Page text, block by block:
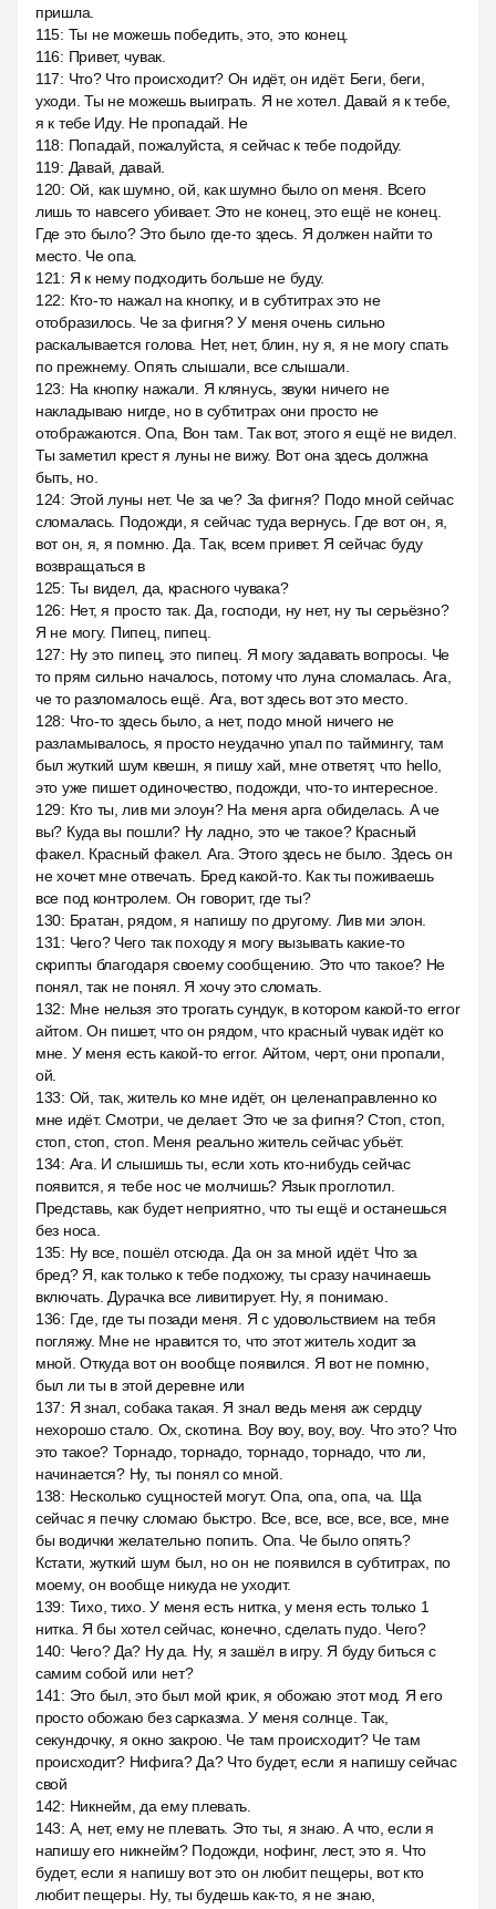
пришла.
115: Ты не можешь победить, это, это конец.
116: Привет, чувак.
117: Что? Что происходит? Он идёт, он идёт. Беги, беги,
уходи. Ты не можешь выиграть. Я не хотел. Давай я к тебе,
я к тебе Иду. Не пропадай. Не
118: Попадай, пожалуйста, я сейчас к тебе подойду.
119: Давай, давай.
120: Ой, как шумно, ой, как шумно было on меня. Всего
лишь то навсего убивает. Это не конец, это ещё не конец.
Где это было? Это было где-то здесь. Я должен найти то
место. Че опа.
121 : Я к нему подходить больше не буду.
122: Кто-то нажал на кнопку, и в субтитрах это не
отобразилось. Че за фигня? У меня очень сильно
раскалывается голова. Нет, нет, блин, ну я, я не могу спать
по прежнему. Опять слышали, все слышали.
123: На кнопку нажали. Я клянусь, звуки ничего не
накладываю нигде, но в субтитрах они просто не
отображаются. Опа, Вон там. Так вот, этого я ещё не видел.
Ты заметил крест я луны не вижу. Вот она здесь должна
быть, но.
124: Этой луны нет. Че за че? За фигня? Подо мной сейчас
сломалась. Подожди, я сейчас туда вернусь. Где вот он, я,
вот он, я, я помню. Да. Так, всем привет. Я сейчас буду
возвращаться в
125: Ты видел, да, красного чувака?
126: Нет, я просто так. Да, господи, ну нет, ну ты серьёзно?
Я не могу. Пипец, пипец.
127: Ну это пипец, это пипец. Я могу задавать вопросы. Че
то прям сильно началось, потому что луна сломалась. Ага,
че то разломалось ещё. Ага, вот здесь вот это место.
128: Что-то здесь было, а нет, подо мной ничего не
разламывалось, я просто неудачно упал по таймингу, там
был жуткий шум квешн, я пишу хай, мне ответят, что hello,
это уже пишет одиночество, подожди, что-то интересное.
129: Кто ты, лив ми элоун? На меня арга обиделась. А че
вы? Куда вы пошли? Ну ладно, это че такое? Красный
факел. Красный факел. Ага. Этого здесь не было. Здесь он
не хочет мне отвечать. Бред какой-то. Как ты поживаешь
все под контролем. Он говорит, где ты?
130: Братан, рядом, я напишу по другому. Лив ми элон.
131 : Чего? Чего так походу я могу вызывать какие-то
скрипты благодаря своему сообщению. Это что такое? Не
понял, так не понял. Я хочу это сломать.
132: Мне нельзя это трогать сундук, в котором какой-то error
айтом. Он пишет, что он рядом, что красный чувак идёт ко
мне. У меня есть какой-то error. Айтом, черт, они пропали,
ой.
133: Ой, так, житель ко мне идёт, он целенаправленно ко
мне идёт. Смотри, че делает. Это че за фигня? Стоп, стоп,
стоп, стоп, стоп. Меня реально житель сейчас убьёт.
134: Ага. И слышишь ты, если хоть кто-нибудь сейчас
появится, я тебе нос че молчишь? Язык проглотил.
Представь, как будет неприятно, что ты ещё и останешься
без носа.
135: Ну все, пошёл отсюда. Да он за мной идёт. Что за
бред? Я, как только к тебе подхожу, ты сразу начинаешь
включать. Дурачка все ливитирует. Ну, я понимаю.
136: Где, где ты позади меня. Я с удовольствием на тебя
погляжу. Мне не нравится то, что этот житель ходит за
мной. Откуда вот он вообще появился. Я вот не помню,
был ли ты в этой деревне или
137: Я знал, собака такая. Я знал ведь меня аж сердцу
нехорошо стало. Ох, скотина. Воу воу, воу, воу. Что это? Что
это такое? Торнадо, торнадо, торнадо, торнадо, что ли,
начинается? Ну, ты понял со мной.
138: Несколько сущностей могут. Опа, опа, опа, ча. Ща
сейчас я печку сломаю быстро. Все, все, все, все, все, мне
бы водички желательно попить. Опа. Че было опять?
Кстати, жуткий шум был, но он не появился в субтитрах, по
моему, он вообще никуда не уходит.
139: Тихо, тихо. У меня есть нитка, у меня есть только 1
нитка. Я бы хотел сейчас, конечно, сделать пудо. Чего?
140: Чего? Да? Ну да. Ну, я зашёл в игру. Я буду биться с
самим собой или нет?
141 : Это был, это был мой крик, я обожаю этот мод. Я его
просто обожаю без сарказма. У меня солнце. Так,
секундочку, я окно закрою. Че там происходит? Че там
происходит? Нифига? Да? Что будет, если я напишу сейчас
свой
142: Никнейм, да ему плевать.
143: А, нет, ему не плевать. Это ты, я знаю. А что, если я
напишу его никнейм? Подожди, нофинг, лест, это я. Что
будет, если я напишу вот это он любит пещеры, вот кто
любит пещеры. Ну, ты будешь как-то, я не знаю,